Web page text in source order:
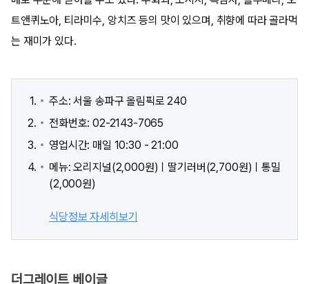
트앤퀴노아, 티라미수, 앙치즈 등의 맛이 있으며, 취향에 따라 골라먹
는 재미가 있다.
주소: 서울 송파구 올림픽로 240
전화번호: 02-2143-7065
영업시간: 매일 10:30 - 21:00
메뉴: 오리지널(2,000원)ㅣ딸기러버(2,700원)ㅣ통밀
(2,000원)
식당정보 자세히보기
더그레이트 베이글